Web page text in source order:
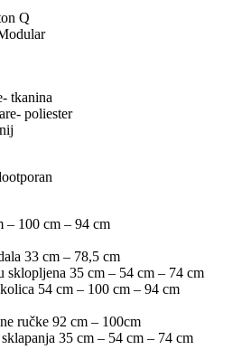
Q
tkanina
poliester
– 100 cm – 94 cm
33 cm – 78,5 cm
sklopljena 35 cm – 54 cm – 74 cm
54 cm – 100 cm – 94 cm
ručke 92 cm – 100cm
35 cm – 54 cm – 74 cm